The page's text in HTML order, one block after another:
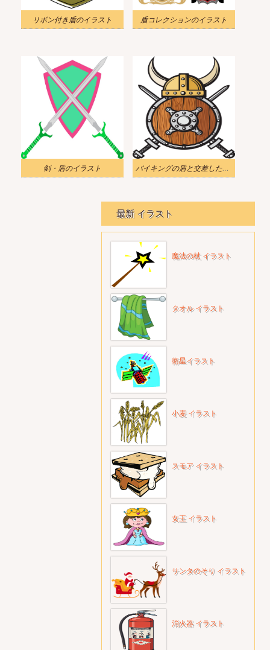
リボン付き盾のイラスト 盾コレクションのイラスト
剣・盾のイラスト バイキングの盾と交差した剣のイラスト
最新 イラスト
魔法の杖 イラスト
タオル イラスト
衛星イラスト
小麦 イラスト
スモア イラスト
女王 イラスト
サンタのそり イラスト
消火器 イラスト